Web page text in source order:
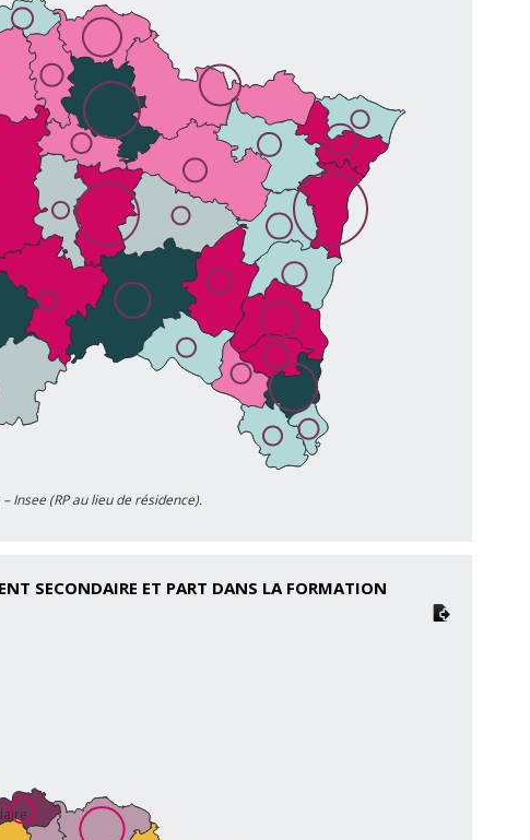
Insee (RP au lieu de résidence).
SECONDAIRE ET PART DANS LA FORMATION